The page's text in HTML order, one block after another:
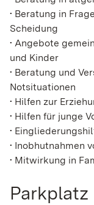
• Beratung in
Scheidung
• Angebote
und Kinder
• Beratung und
Notsituationen
• Hilfen zur
• Hilfen für junge
•
• Inobhutnahmen
• Mitwirkung in
Parkplatz